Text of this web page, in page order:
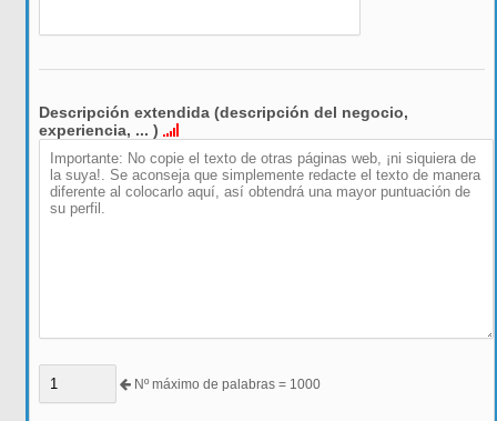
Descripción extendida (descripción del negocio,
experiencia, ... )
Nº máximo de palabras = 1000